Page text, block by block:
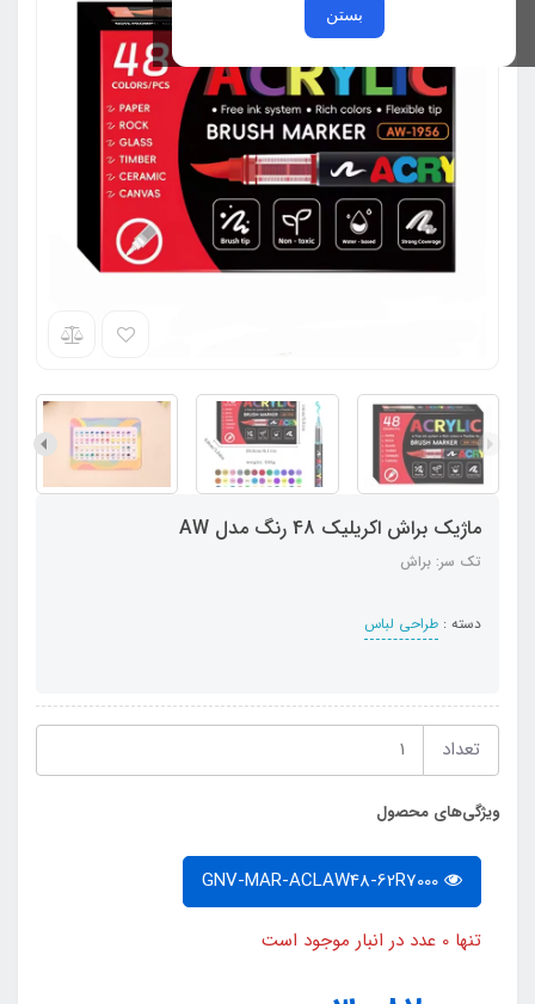
بستن
ماژیک براش اکریلیک 48 رنگ مدل AW
تک سر: براش
دسته : طراحی لباس
تعداد
ویژگی‌های محصول
تنها 0 عدد در انبار موجود است